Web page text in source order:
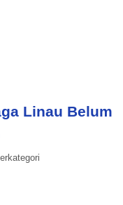
Linau Belum